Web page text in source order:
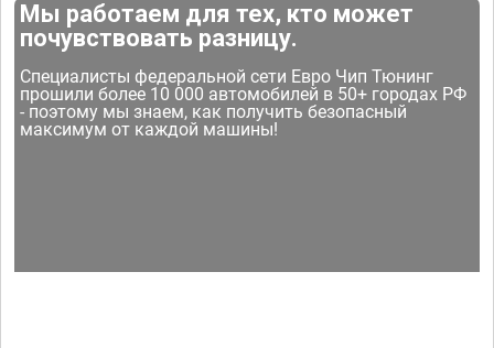
Мы работаем для тех, кто может
почувствовать разницу.
Специалисты федеральной сети Евро Чип Тюнинг
прошили более 10 000 автомобилей в 50+ городах РФ
- поэтому мы знаем, как получить безопасный
максимум от каждой машины!